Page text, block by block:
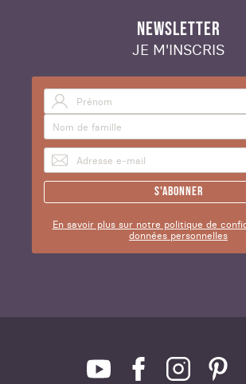
NEWSLETTER
JE M'INSCRIS
S'abonner
En savoir plus sur notre politique de
données personnelles